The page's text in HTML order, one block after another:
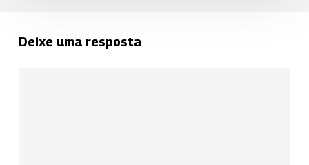
Deixe uma resposta